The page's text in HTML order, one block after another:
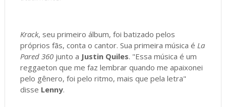
Krack, seu primeiro álbum, foi batizado pelos
próprios fãs, conta o cantor. Sua primeira música é La
Pared 360junto a Justin Quiles. "Essa música é um
reggaeton que me faz lembrar quando me apaixonei
pelo gênero, foi pelo ritmo, mais que pela letra"
disse Lenny.